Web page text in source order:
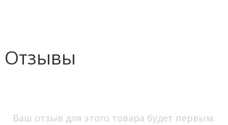
Отзывы
Ваш отзыв для этого товара будет первым.